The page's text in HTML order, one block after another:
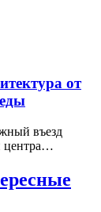
от
въезд
центра…